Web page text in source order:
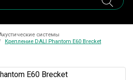
системы
Крепление DALI Phantom E60 Brecket